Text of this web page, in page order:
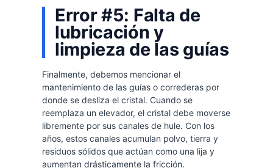
Error #5: Falta de
lubricación y
limpieza de las guías
Finalmente, debemos mencionar el
mantenimiento de las guías o correderas por
donde se desliza el cristal. Cuando se
reemplaza un elevador, el cristal debe moverse
libremente por sus canales de hule. Con los
años, estos canales acumulan polvo, tierra y
residuos sólidos que actúan como una lija y
aumentan drásticamente la fricción.